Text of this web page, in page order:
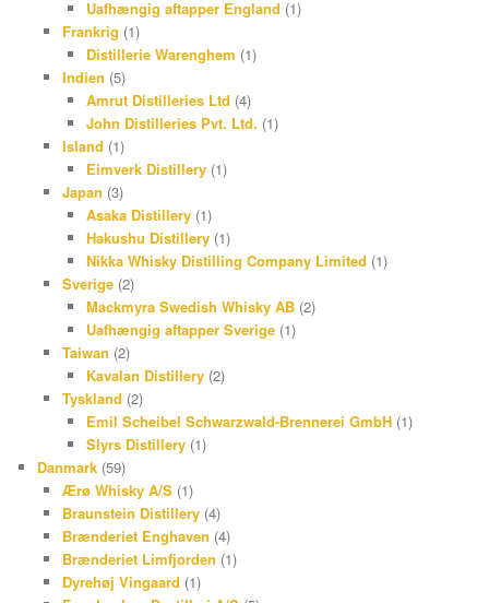
Uafhængig aftapper England (1)
Frankrig (1)
Distillerie Warenghem (1)
Indien (5)
Amrut Distilleries Ltd (4)
John Distilleries Pvt. Ltd. (1)
Island (1)
Eimverk Distillery (1)
Japan (3)
Asaka Distillery (1)
Hakushu Distillery (1)
Nikka Whisky Distilling Company Limited (1)
Sverige(2)
Mackmyra Swedish Whisky AB (2)
Uafhængig aftapper Sverige (1)
Taiwan (2)
Kavalan Distillery (2)
Tyskland (2)
Emil Scheibel Schwarzwald-Brennerei GmbH (1)
Slyrs Distillery (1)
Danmark (59)
Ærø Whisky A/S(1)
Braunstein Distillery(4)
Brænderiet Enghaven (4)
Brænderiet Limfjorden (1)
Dyrehøj Vingaard (1)